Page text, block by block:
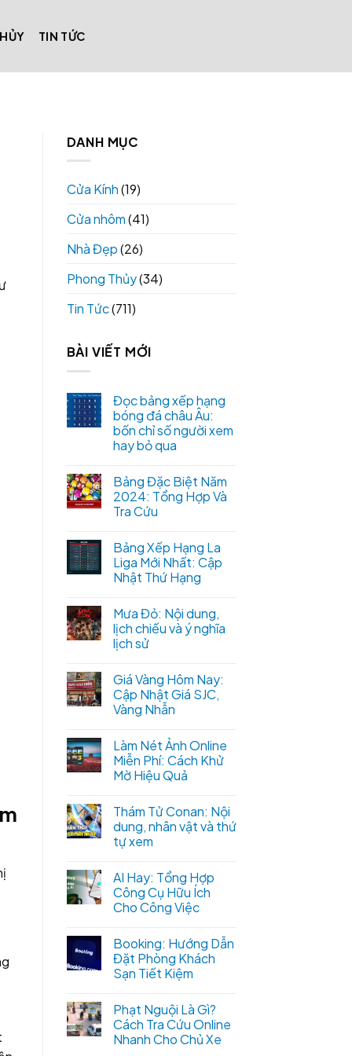
TIN TỨC
DANH MỤC
Cửa Kính(19)
Cửa nhôm(41)
Nhà Đẹp(26)
Phong Thủy(34)
Tin Tức(711)
BÀI VIẾT MỚI
Đọc bảng xếp hạng
bóng đá châu Âu:
bốn chỉ số người xem
hay bỏ qua
Bảng Đặc Biệt Năm
2024: Tổng Hợp Và
Tra Cứu
Bảng Xếp Hạng La
Liga Mới Nhất: Cập
Nhật Thứ Hạng
Mưa Đỏ: Nội dung,
lịch chiếu và ý nghĩa
lịch sử
Giá Vàng Hôm Nay:
Cập Nhật Giá SJC,
Vàng Nhẫn
Làm Nét Ảnh Online
Miễn Phí: Cách Khử
Mờ Hiệu Quả
Thám Tử Conan: Nội
dung, nhân vật và thứ
tự xem
AI Hay: Tổng Hợp
Công Cụ Hữu Ích
Cho Công Việc
Booking: Hướng Dẫn
Đặt Phòng Khách
Sạn Tiết Kiệm
Phạt Nguội Là Gì?
Cách Tra Cứu Online
Nhanh Cho Chủ Xe